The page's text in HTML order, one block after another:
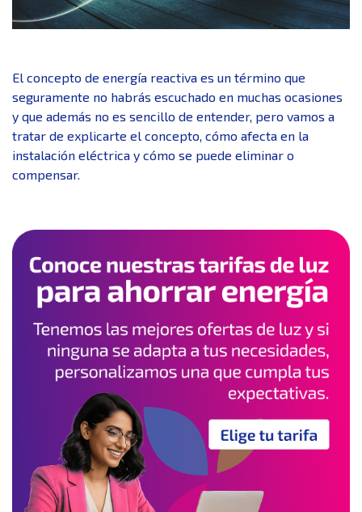
El concepto de energía reactiva es un término que
seguramente no habrás escuchado en muchas ocasiones
y que además no es sencillo de entender, pero vamos a
tratar de explicarte el concepto, cómo afecta en la
instalación eléctrica y cómo se puede eliminar o
compensar.